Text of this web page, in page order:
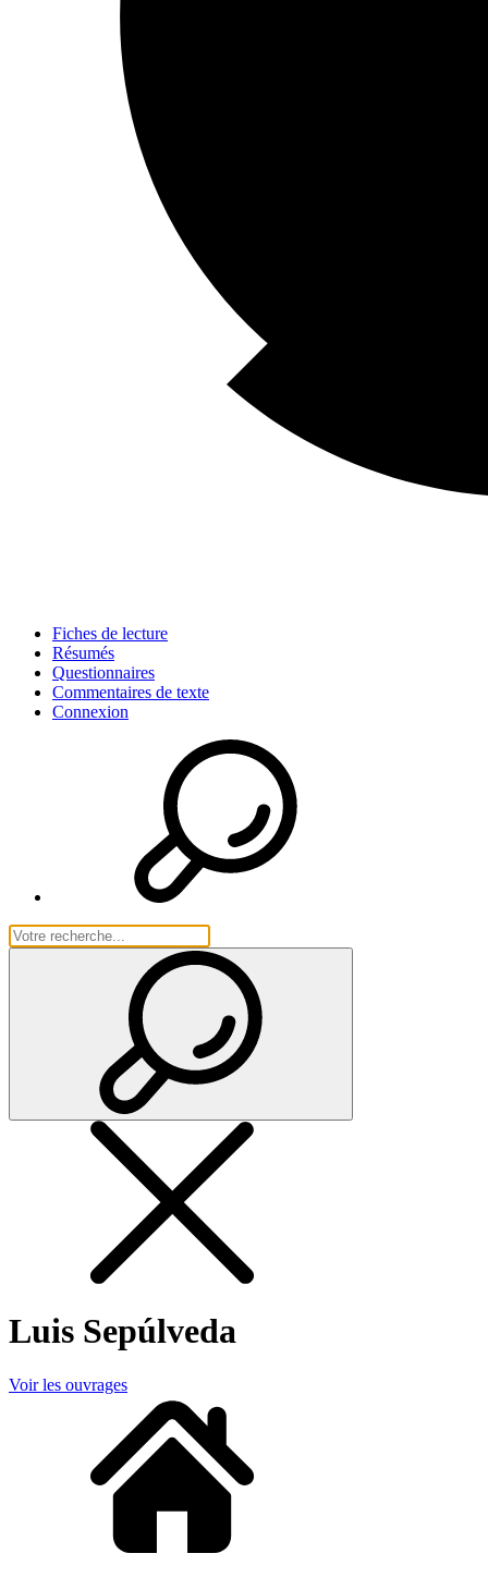
Fiches de lecture
Résumés
Questionnaires
Commentaires de texte
Connexion
Luis Sepúlveda
Voir les ouvrages